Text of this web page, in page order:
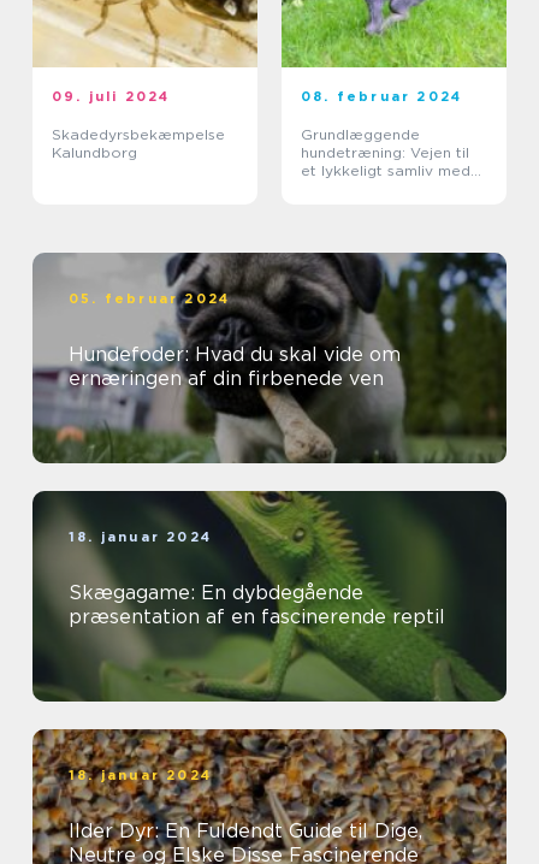
09. juli 2024
Skadedyrsbekæmpelse
Kalundborg
08. februar 2024
Grundlæggende
hundetræning: Vejen til
et lykkeligt samliv med
05. februar 2024
Hundefoder: Hvad du skal vide om
ernæringen af din firbenede ven
18. januar 2024
Skægagame: En dybdegående
præsentation af en fascinerende reptil
18. januar 2024
Ilder Dyr: En Fuldendt Guide til Dige,
Neutre og Elske Disse Fascinerende